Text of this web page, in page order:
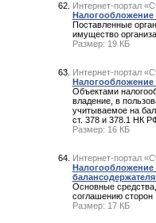
Интернет-портал
Налогообложение
Поставленные
имущество
Размер: 19 КБ
Интернет-портал
Налогообложение
Объектами
владение, в
учитываемое на
ст. 378 и 378.1 НК
Размер: 16 КБ
Интернет-портал
Налогообложение
Основные
соглашению сторон
Размер: 17 КБ